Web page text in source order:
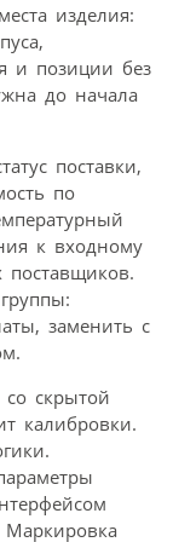
изделия:
и позиции без
до начала
поставки,
по
к входному
заменить с
скрытой
калибровки.